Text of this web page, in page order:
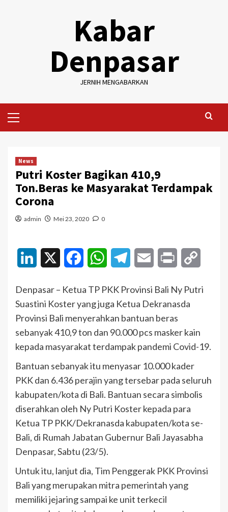
Kabar
Denpasar
JERNIH MENGABARKAN
Menu
News
Putri Koster Bagikan 410,9
Ton.Beras ke Masyarakat Terdampak
Corona
admin Mei 23, 2020 0
LinkedIn FacebookWhatsAppTelegramEmail Print
Denpasar – Ketua TP PKK Provinsi Bali Ny Putri
Suastini Koster yang juga Ketua Dekranasda
Provinsi Bali menyerahkan bantuan beras
sebanyak 410,9 ton dan 90.000 pcs masker kain
kepada masyarakat terdampak pandemi Covid-19.
Bantuan sebanyak itu menyasar 10.000 kader
PKK dan 6.436 perajin yang tersebar pada seluruh
kabupaten/kota di Bali. Bantuan secara simbolis
diserahkan oleh Ny Putri Koster kepada para
Ketua TP PKK/Dekranasda kabupaten/kota se-
Bali, di Rumah Jabatan Gubernur Bali Jayasabha
Denpasar, Sabtu (23/5).
Untuk itu, lanjut dia, Tim Penggerak PKK Provinsi
Bali yang merupakan mitra pemerintah yang
memiliki jejaring sampai ke unit terkecil